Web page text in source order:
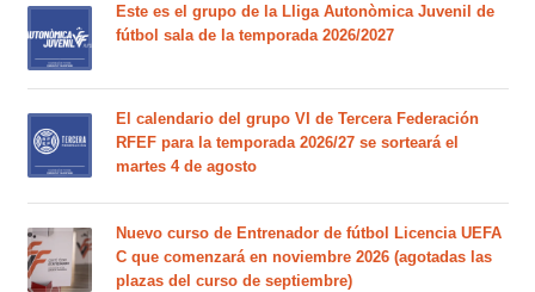
Este es el grupo de la Lliga Autonòmica Juvenil de
fútbol sala de la temporada 2026/2027
El calendario del grupo VI de Tercera Federación
RFEF para la temporada 2026/27 se sorteará el
martes 4 de agosto
Nuevo curso de Entrenador de fútbol Licencia UEFA
C que comenzará en noviembre 2026 (agotadas las
plazas del curso de septiembre)